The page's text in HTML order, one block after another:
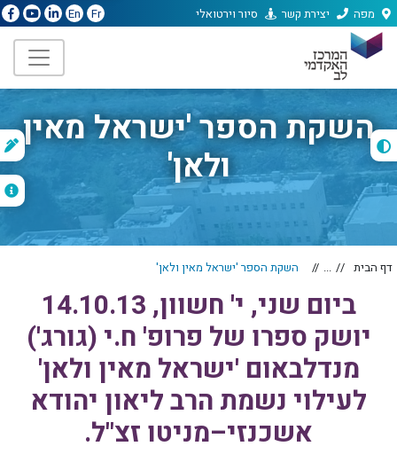
מפה יצירת קשר סיור וירטואלי Fr
En
השקת הספר 'ישראל מאין
ולאן'
דף הבית ... השקת הספר 'ישראל מאין ולאן'
ביום שני, י' חשוון, 14.10.13
יושק ספרו של פרופ' ח.י (גורג')
מנדלבאום 'ישראל מאין ולאן'
לעילוי נשמת הרב ליאון יהודא
אשכנזי–מניטו זצ"ל.